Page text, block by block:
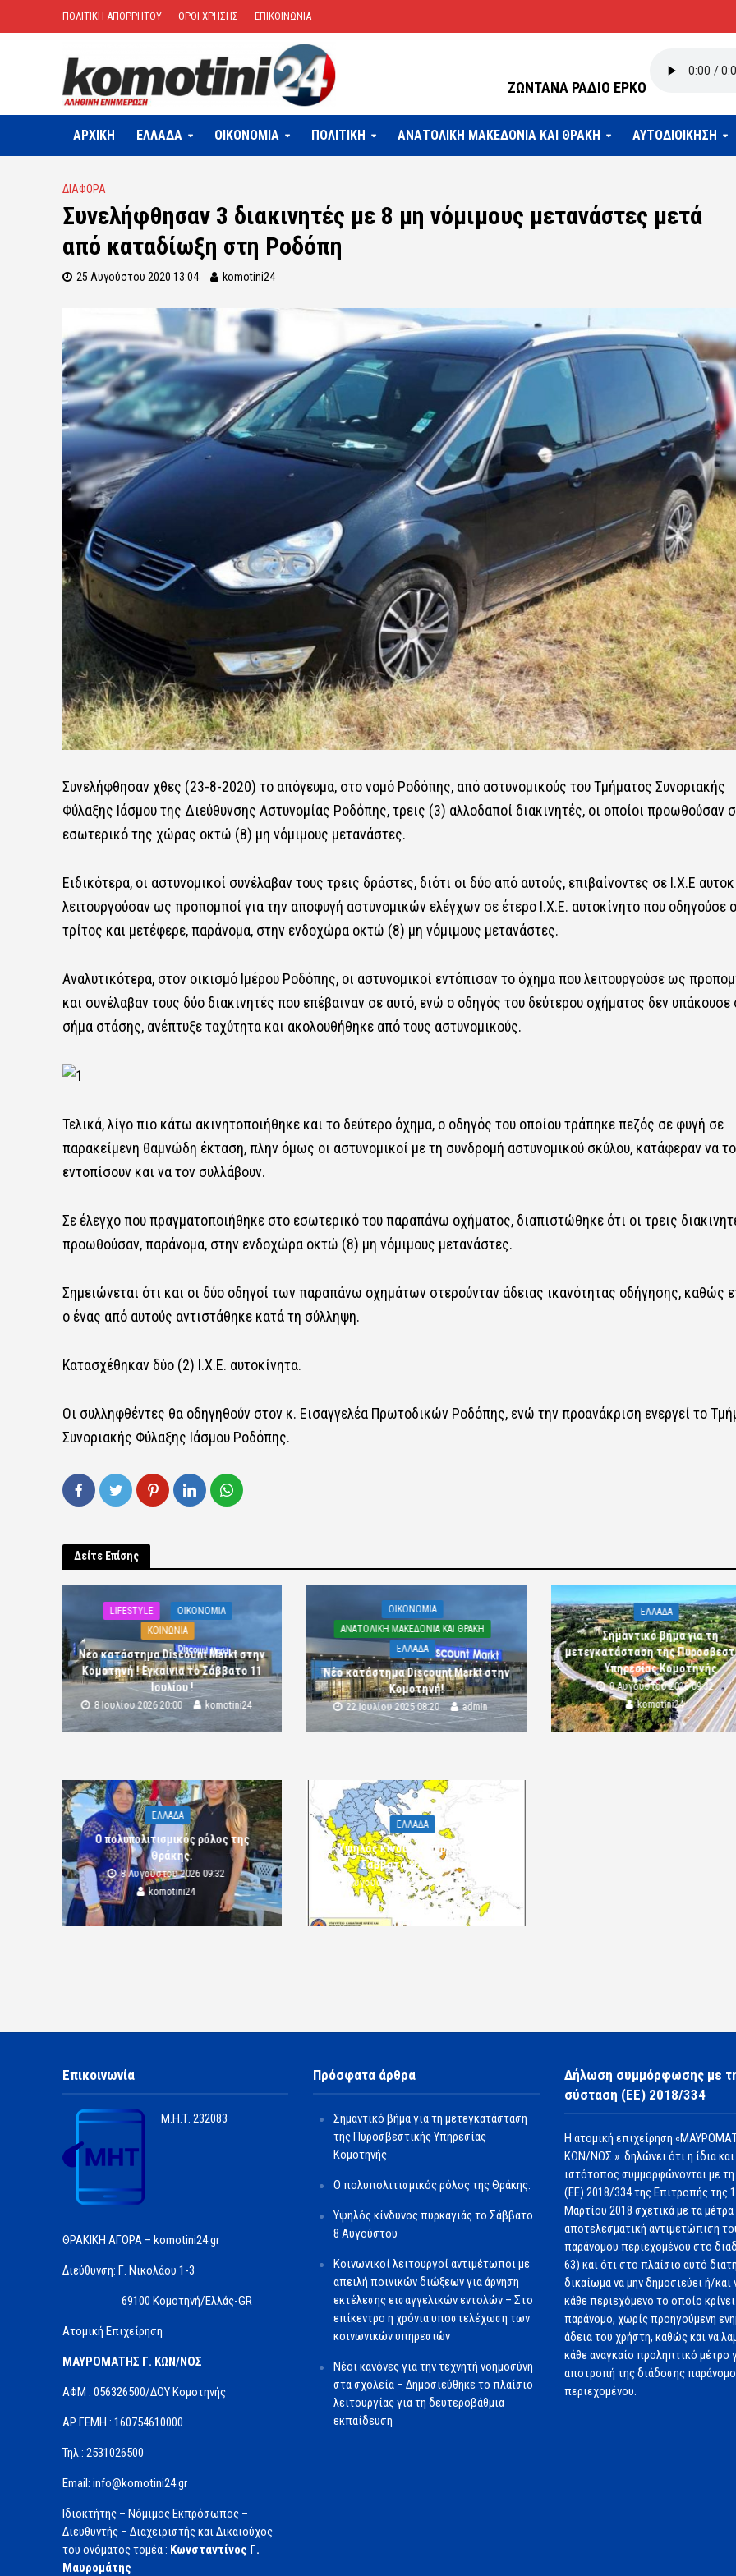
ΠΟΛΙΤΙΚΗ ΑΠΟΡΡΗΤΟΥ ΟΡΟΙ ΧΡΗΣΗΣ ΕΠΙΚΟΙΝΩΝΙΑ
ΖΩΝΤΑΝΑ ΡΑΔΙΟ ΕΡΚΟ
ΑΡΧΙΚΗ ΕΛΛΑΔΑ OIKONOMIA ΠΟΛΙΤΙΚΗ ΑΝΑΤΟΛΙΚΗ ΜΑΚΕΔΟΝΙΑ ΚΑΙ ΘΡΑΚΗ ΑΥΤΟΔΙΟΙΚΗΣΗ
ΔΙΑΦΟΡΑ
Συνελήφθησαν 3 διακινητές με 8 μη νόμιμους μετανάστες μετά
από καταδίωξη στη Ροδόπη
25 Αυγούστου 2020 13:04 komotini24
Συνελήφθησαν χθες (23-8-2020) το απόγευμα, στο νομό Ροδόπης, από αστυνομικούς του Τμήματος Συνοριακής
Φύλαξης Ιάσμου της Διεύθυνσης Αστυνομίας Ροδόπης, τρεις (3) αλλοδαποί διακινητές, οι οποίοι προωθούσαν
εσωτερικό της χώρας οκτώ (8) μη νόμιμους μετανάστες.
Ειδικότερα, οι αστυνομικοί συνέλαβαν τους τρεις δράστες, διότι οι δύο από αυτούς, επιβαίνοντες σε Ι.Χ.Ε
λειτουργούσαν ως προπομποί για την αποφυγή αστυνομικών ελέγχων σε έτερο Ι.Χ.Ε. αυτοκίνητο που οδηγούσε ο
τρίτος και μετέφερε, παράνομα, στην ενδοχώρα οκτώ (8) μη νόμιμους μετανάστες.
Αναλυτικότερα, στον οικισμό Ιμέρου Ροδόπης, οι αστυνομικοί εντόπισαν το όχημα που λειτουργούσε ως
και συνέλαβαν τους δύο διακινητές που επέβαιναν σε αυτό, ενώ ο οδηγός του δεύτερου οχήματος δεν υπάκουσε
σήμα στάσης, ανέπτυξε ταχύτητα και ακολουθήθηκε από τους αστυνομικούς.
Τελικά, λίγο πιο κάτω ακινητοποιήθηκε και το δεύτερο όχημα, ο οδηγός του οποίου τράπηκε πεζός σε φυγή σε
παρακείμενη θαμνώδη έκταση, πλην όμως οι αστυνομικοί με τη συνδρομή αστυνομικού σκύλου, κατάφεραν να
εντοπίσουν και να τον συλλάβουν.
Σε έλεγχο που πραγματοποιήθηκε στο εσωτερικό του παραπάνω οχήματος, διαπιστώθηκε ότι οι τρεις
προωθούσαν, παράνομα, στην ενδοχώρα οκτώ (8) μη νόμιμους μετανάστες.
Σημειώνεται ότι και οι δύο οδηγοί των παραπάνω οχημάτων στερούνταν άδειας ικανότητας οδήγησης, καθώς
ο ένας από αυτούς αντιστάθηκε κατά τη σύλληψη.
Κατασχέθηκαν δύο (2) Ι.Χ.Ε. αυτοκίνητα.
Οι συλληφθέντες θα οδηγηθούν στον κ. Εισαγγελέα Πρωτοδικών Ροδόπης, ενώ την προανάκριση ενεργεί το
Συνοριακής Φύλαξης Ιάσμου Ροδόπης.
Δείτε Επίσης
LIFESTYLE
OIKONOMIA
ΚΟΙΝΩΝΙΑ
Νέο κατάστημα Discount Markt στην
Κομοτηνή ! Εγκαίνια το Σάββατο 11
Ιουλίου !
8 Ιουλίου 2026 20:00 komotini24
OIKONOMIA
ΑΝΑΤΟΛΙΚΗ ΜΑΚΕΔΟΝΙΑ ΚΑΙ ΘΡΑΚΗ
ΕΛΛΑΔΑ
Νέο κατάστημα Discount Markt στην
Κομοτηνή!
22 Ιουλίου 2025 08:20 admin
ΕΛΛΑΔΑ
Σημαντικό βήμα για τη
μετεγκατάσταση της
Υπηρεσίας Κομοτηνής
8 Αυγούστου 2026 09:32
komotini24
ΕΛΛΑΔΑ
Ο πολυπολιτισμικός ρόλος της
Θράκης.
8 Αυγούστου 2026 09:32
komotini24
ΕΛΛΑΔΑ
Υψηλός κίνδυνος πυρκαγιάς το
Σάββατο 8 Αυγούστου
8 Αυγούστου 2026 09:32 admin
Επικοινωνία
Μ.Η.Τ. 232083
ΘΡΑΚΙΚΗ ΑΓΟΡΑ – komotini24.gr
Διεύθυνση: Γ. Νικολάου 1-3
69100 Κομοτηνή/Ελλάς-GR
Ατομική Επιχείρηση
ΜΑΥΡΟΜΑΤΗΣ Γ. ΚΩΝ/ΝΟΣ
ΑΦΜ : 056326500/ΔOΥ Κομοτηνής
ΑΡ.ΓΕΜΗ : 160754610000
Τηλ.: 2531026500
Email: info@komotini24.gr
Ιδιοκτήτης – Νόμιμος Εκπρόσωπος –
Διευθυντής – Διαχειριστής και Δικαιούχος
του ονόματος τομέα : Κωνσταντίνος Γ.
Μαυρομάτης
Πρόσφατα άρθρα
Σημαντικό βήμα για τη μετεγκατάσταση
της Πυροσβεστικής Υπηρεσίας
Κομοτηνής
Ο πολυπολιτισμικός ρόλος της Θράκης.
Υψηλός κίνδυνος πυρκαγιάς το Σάββατο
8 Αυγούστου
Κοινωνικοί λειτουργοί αντιμέτωποι με
απειλή ποινικών διώξεων για άρνηση
εκτέλεσης εισαγγελικών εντολών – Στο
επίκεντρο η χρόνια υποστελέχωση των
κοινωνικών υπηρεσιών
Νέοι κανόνες για την τεχνητή νοημοσύνη
στα σχολεία – Δημοσιεύθηκε το πλαίσιο
λειτουργίας για τη δευτεροβάθμια
εκπαίδευση
Δήλωση συμμόρφωσης με
σύσταση (ΕΕ) 2018/334
Η ατομική επιχείρηση
ΚΩΝ/ΝΟΣ » δηλώνει ότι η ίδια
ιστότοπος συμμορφώνονται με
(ΕΕ) 2018/334 της Επιτροπής της
Μαρτίου 2018 σχετικά με τα μέτρα
αποτελεσματική αντιμετώπιση
παράνομου περιεχομένου στο
63) και ότι στο πλαίσιο αυτό
δικαίωμα να μην δημοσιεύει ή/και
κάθε περιεχόμενο το οποίο κρίνει
παράνομο, χωρίς προηγούμενη
άδεια του χρήστη, καθώς και να
κάθε αναγκαίο προληπτικό μέτρο
αποτροπή της διάδοσης
περιεχομένου.